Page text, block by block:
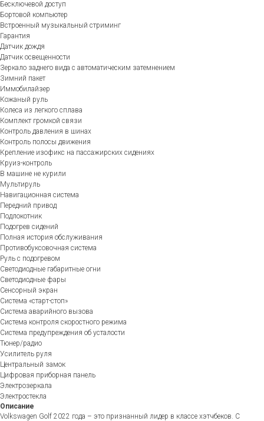
Бесключевой доступ
Бортовой компьютер
Встроенный музыкальный стриминг
Гарантия
Датчик дождя
Датчик освещенности
Зеркало заднего вида с автоматическим затемнением
Зимний пакет
Иммобилайзер
Кожаный руль
Колеса из легкого сплава
Комплект громкой связи
Контроль давления в шинах
Контроль полосы движения
Крепление изофикс на пассажирских сидениях
Круиз-контроль
В машине не курили
Мультируль
Навигационная система
Передний привод
Подлокотник
Подогрев сидений
Полная история обслуживания
Противобуксовочная система
Руль с подогревом
Светодиодные габаритные огни
Светодиодные фары
Сенсорный экран
Система «старт-стоп»
Система аварийного вызова
Система контроля скоростного режима
Система предупреждения об усталости
Тюнер/радио
Усилитель руля
Центральный замок
Цифровая приборная панель
Электрозеркала
Электростекла
Описание
Volkswagen Golf 2022 года – это признанный лидер в классе хэтчбеков. С